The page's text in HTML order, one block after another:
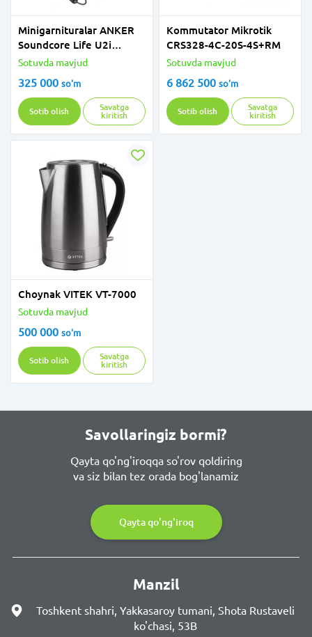
Minigarnituralar ANKER
Soundcore Life U2i
A3213H11
Sotuvda mavjud
325 000 so'm
Sotib olish
Savatga
kiritish
Kommutator Mikrotik
CRS328-4C-20S-4S+RM
Sotuvda mavjud
6 862 500 so'm
Sotib olish
Savatga
kiritish
Choynak VITEK VT-7000
Sotuvda mavjud
500 000 so'm
Sotib olish
Savatga
kiritish
Savollaringiz bormi?
Qayta qo'ng'iroqqa so'rov qoldiring
va siz bilan tez orada bog'lanamiz
Qayta qo'ng'iroq
Manzil
Toshkent shahri, Yakkasaroy tumani, Shota Rustaveli
ko'chasi, 53B